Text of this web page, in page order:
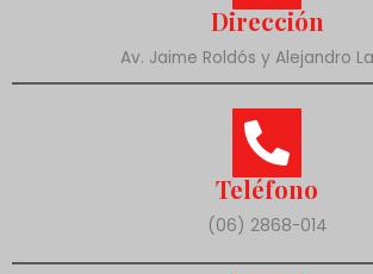
Dirección
Av. Jaime Roldós y Alejandro
Teléfono
(06) 2868-014